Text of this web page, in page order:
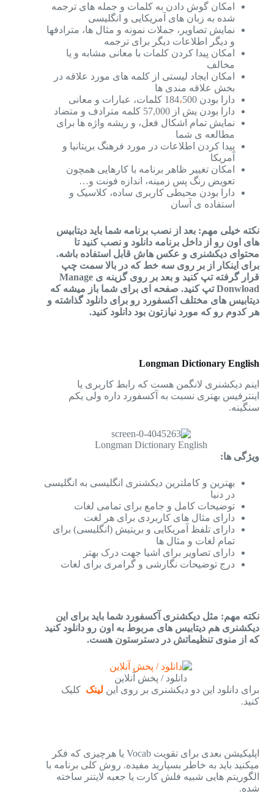
امکان گوش دادن به کلمات و جمله های ترجمه
شده به زبان های آمریکایی و انگلیسی
نمایش تصاویر، جملات نمونه و مثال ها، مترادفها
و دیگر اطلاعات دیگر برای ترجمه
امکان پیدا کردن کلمات با معانی مشابه و یا
مخالف
امکان ایجاد لیستی از کلمه های مورد علاقه در
بخش علاقه مندی ها
دارا بودن 184
،500 کلمات، عبارات و معانی
دارا بودن یش از 57,000 کلمه مترادف و متضاد
نمایش تمام اشکال فعل، و ریشه واژه ها برای
مطالعه ی شما
پیدا کردن اطلاعات در مورد فرهنگ بریتانیا و
آمریکا
امکان تغییر ظاهر برنامه با کارهایی همچون
تعویض رنگ پس زمینه، اندازه فونت و…
دارا بودن محیطی کاربری ساده، کلاسیک و
استفاده ی آسان
نکته خیلی مهم: بعد از نصب برنامه شما باید دیتابیس
های اون رو از داخل برنامه دانلود و نصب کنید تا
محتوای دیکشنری و عکس هاش قابل استفاده باشه.
برای اینکار از بر روی سه خط که در بالا سمت چپ
قرار گرفته تپ کنید و بعد بر روی گزینه ی Manage
Donwload تپ کنید. صفحه ای برای شما باز میشه که
دیتابیس های مختلف اکسفورد رو برای دانلود گذاشته و
هر کدوم رو که مورد نیازتون بود دانلود کنید.
Longman Dictionary English
اینم دیکشنری لانگمن هست که رابط کاربری یا
اینترفیس بهتری نسبت به آکسفورد داره ولی یکم
سنگینه.
Longman Dictionary English
ویژگی ها:
بهترین و کاملترین دیکشنری انگلیسی به انگلیسی
در دنیا
توضیحات کامل و جامع برای تمامی لغات
دارای مثال های کاربردی برای هر لغت
دارای تلفظ آمریکایی و بریتیش (انگلیسی) برای
تمام لغات و مثال ها
دارای تصاویر برای اشیا جهت درک بهتر
درج توضیحات نگارشی و گرامری برای لغات
نکته مهم: مثل دیکشنری آکسفورد شما باید برای این
دیکشنری هم دیتابیس های مربوط به اون رو دانلود کنید
که از منوی تنظیماتش در دسترستون هست.
دانلود / پخش آنلاین
برای دانلود این دو دیکشنری بر روی این لینک کلیک
کنید.
اپلیکیشن بعدی برای تقویت Vocab یا هرچیزی که فکر
میکنید باید به خاطر بسپارید مفیده. روش کلی برنامه با
الگوریتم هایی شبیه فلش کارت یا جعبه لایتنر ساخته
شده.